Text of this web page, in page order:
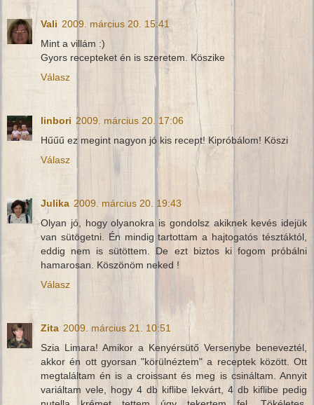
Vali 2009. március 20. 15:41
Mint a villám :)
Gyors recepteket én is szeretem. Köszike
Válasz
linbori 2009. március 20. 17:06
Hűűű ez megint nagyon jó kis recept! Kipróbálom! Köszi
Válasz
Julika 2009. március 20. 19:43
Olyan jó, hogy olyanokra is gondolsz akiknek kevés idejük
van sütögetni. Én mindig tartottam a hajtogatós tésztáktól,
eddig nem is sütöttem. De ezt biztos ki fogom próbálni
hamarosan. Köszönöm neked !
Válasz
Zita 2009. március 21. 10:51
Szia Limara! Amikor a Kenyérsütő Versenybe beneveztél,
akkor én ott gyorsan "körülnéztem" a receptek között. Ott
megtaláltam én is a croissant és meg is csináltam. Annyit
variáltam vele, hogy 4 db kiflibe lekvárt, 4 db kiflibe pedig